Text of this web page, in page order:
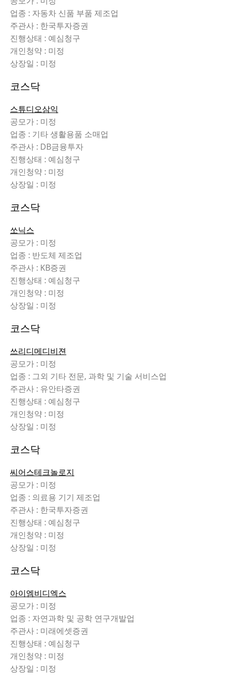
업종 : 자동차 신품 부품 제조업
주관사 : 한국투자증권
진행상태 : 예심청구
개인청약 : 미정
상장일 : 미정
코스닥
스튜디오삼익
공모가 : 미정
업종 : 기타 생활용품 소매업
주관사 : DB금융투자
진행상태 : 예심청구
개인청약 : 미정
상장일 : 미정
코스닥
쏘닉스
공모가 : 미정
업종 : 반도체 제조업
주관사 : KB증권
진행상태 : 예심청구
개인청약 : 미정
상장일 : 미정
코스닥
쓰리디메디비젼
공모가 : 미정
업종 : 그외 기타 전문, 과학 및 기술 서비스업
주관사 : 유안타증권
진행상태 : 예심청구
개인청약 : 미정
상장일 : 미정
코스닥
씨어스테크놀로지
공모가 : 미정
업종 : 의료용 기기 제조업
주관사 : 한국투자증권
진행상태 : 예심청구
개인청약 : 미정
상장일 : 미정
코스닥
아이엠비디엑스
공모가 : 미정
업종 : 자연과학 및 공학 연구개발업
주관사 : 미래에셋증권
진행상태 : 예심청구
개인청약 : 미정
상장일 : 미정